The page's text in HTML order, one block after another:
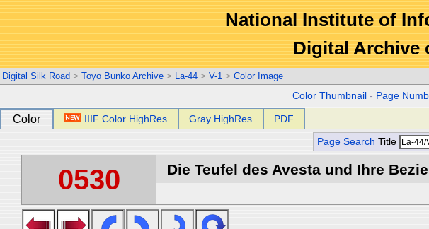
National Institute of
Digital Archive
Digital Silk Road > Toyo Bunko Archive > La-44 > V-1 > Color Image
Color Thumbnail - Page
Color IIIF Color HighRes Gray HighRes PDF
Page Search Title
0530 Die Teufel des Avesta und Ihre